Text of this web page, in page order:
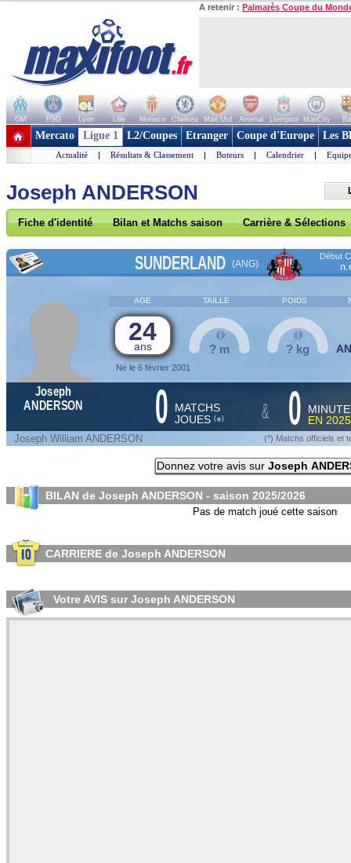
A retenir : Palmarès Coupe du
OM PSG Lyon Lille Monaco Chelsea Man Utd Arsenal Liverpool ManCity
+ de clubs
Mercato Ligue 1 L2/Coupes Etranger Coupe d'Europe Les
Actualité | Résultats & Classement | Buteurs | Calendrier |
Joseph ANDERSON
Fiche d'identité Bilan et Matchs saison Carrière & Sélections
SUNDERLAND (ANG)
Début
AGE TAILLE POIDS
24
ans
Né le 6 février 2001
? m ? kg
Joseph
ANDERSON
0 MATCHS
JOUES (*) & 0
EN
Joseph William ANDERSON (*) Matchs officiels et
Donnez votre avis sur Joseph
BILAN de Joseph ANDERSON - saison 2025/2026
Pas de match joué cette saison
CARRIERE de Joseph ANDERSON
Votre AVIS sur Joseph ANDERSON